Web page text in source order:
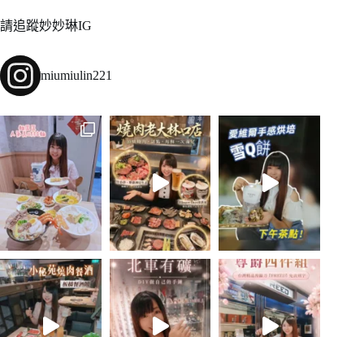
請追蹤妙妙琳IG
miumiulin221